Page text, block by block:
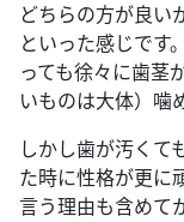
どちらの方が良い
といった感じです
っても徐々に歯茎
いものは大体）噛
しかし歯が汚くて
た時に性格が更に
言う理由も含めて